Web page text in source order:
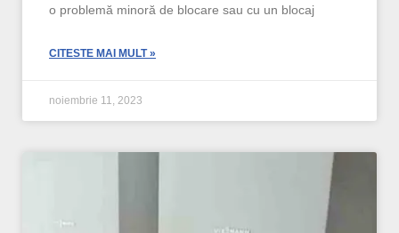
o problemă minoră de blocare sau cu un blocaj
CITESTE MAI MULT »
noiembrie 11, 2023